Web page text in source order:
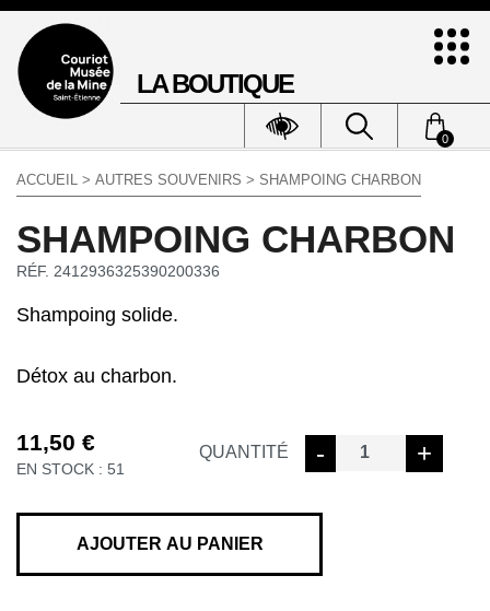
LA BOUTIQUE
0
ACCUEIL > AUTRES SOUVENIRS > SHAMPOING CHARBON
SHAMPOING CHARBON
11,50 €
EN STOCK : 51
QUANTITÉ -
quantité
de
CHARBON
+
AJOUTER AU PANIER
RÉF. 2412936325390200336
Shampoing solide.
Détox au charbon.